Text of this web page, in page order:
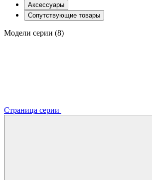
Аксессуары
Сопутствующие товары
Модели серии (8)
Страница серии